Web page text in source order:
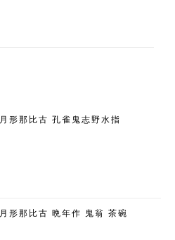
月形那比古 孔雀鬼志野水指
月形那比古 晩年作 鬼翁 茶碗